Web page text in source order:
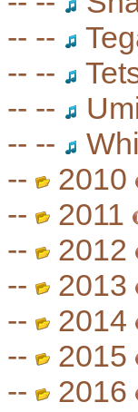
-- --
-- --
-- --
-- --
--
2010
--
2011
--
2012
--
2013
--
2014
--
2015
--
2016